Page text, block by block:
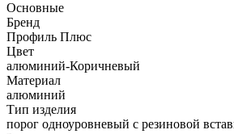
Основные
Бренд
Профиль Плюс
Цвет
алюминий-Коричневый
Материал
алюминий
Тип изделия
порог одноуровневый с резиновой